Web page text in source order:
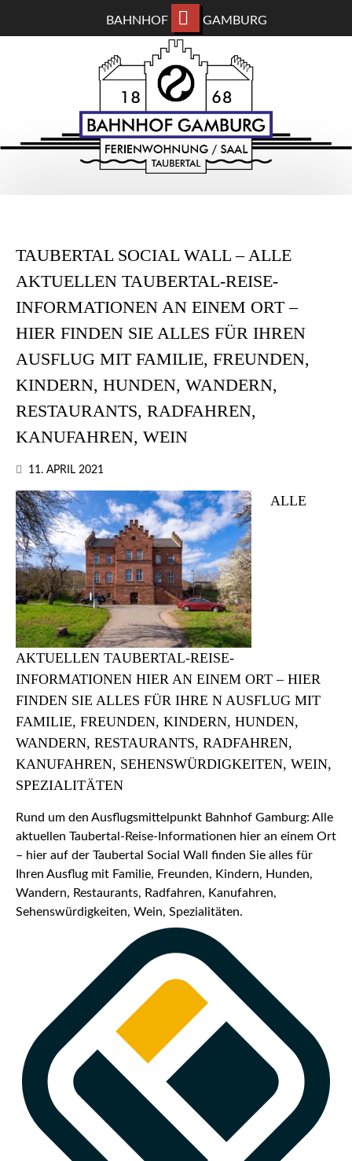
BAHNHOF GAMBURG
BAHNHOF GAMBURG
Ferienwohnung und Eventsaal im Taubertal
TAUBERTAL SOCIAL WALL – ALLE
AKTUELLEN TAUBERTAL-REISE-
INFORMATIONEN AN EINEM ORT –
HIER FINDEN SIE ALLES FÜR IHREN
AUSFLUG MIT FAMILIE, FREUNDEN,
KINDERN, HUNDEN, WANDERN,
RESTAURANTS, RADFAHREN,
KANUFAHREN, WEIN
11. APRIL 2021
ALLE
AKTUELLEN TAUBERTAL-REISE-
INFORMATIONEN HIER AN EINEM ORT – HIER
FINDEN SIE ALLES FÜR IHRE N AUSFLUG MIT
FAMILIE, FREUNDEN, KINDERN, HUNDEN,
WANDERN, RESTAURANTS, RADFAHREN,
KANUFAHREN, SEHENSWÜRDIGKEITEN, WEIN,
SPEZIALITÄTEN
Rund um den Ausflugsmittelpunkt Bahnhof Gamburg: Alle
aktuellen Taubertal-Reise-Informationen hier an einem Ort
– hier auf der Taubertal Social Wall finden Sie alles für
Ihren Ausflug mit Familie, Freunden, Kindern, Hunden,
Wandern, Restaurants, Radfahren, Kanufahren,
Sehenswürdigkeiten, Wein, Spezialitäten.